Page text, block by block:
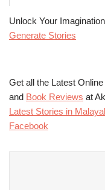
Unlock Your
Generate Stories
Get all the Latest
and Book Reviews at
Latest Stories in
Facebook